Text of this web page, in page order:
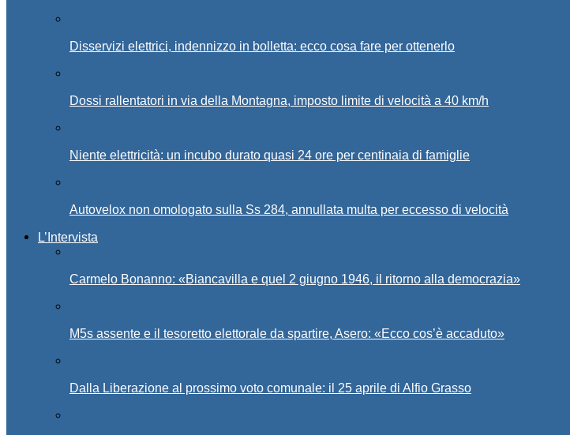
Disservizi elettrici, indennizzo in bolletta: ecco cosa fare per ottenerlo
Dossi rallentatori in via della Montagna, imposto limite di velocità a 40 km/h
Niente elettricità: un incubo durato quasi 24 ore per centinaia di famiglie
Autovelox non omologato sulla Ss 284, annullata multa per eccesso di velocità
L’Intervista
Carmelo Bonanno: «Biancavilla e quel 2 giugno 1946, il ritorno alla democrazia»
M5s assente e il tesoretto elettorale da spartire, Asero: «Ecco cos’è accaduto»
Dalla Liberazione al prossimo voto comunale: il 25 aprile di Alfio Grasso